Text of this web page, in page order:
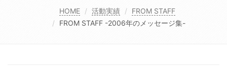
HOME 活動実績
FROM STAFF
FROM STAFF -2006年のメッセージ集-